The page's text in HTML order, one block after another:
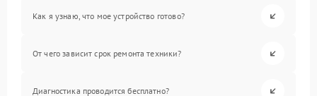
Как я узнаю, что мое устройство готово?
От чего зависит срок ремонта техники?
Диагностика проводится бесплатно?